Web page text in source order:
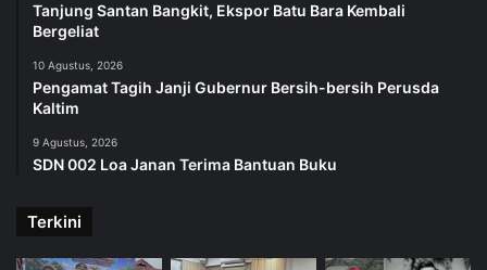
Tanjung Santan Bangkit, Ekspor Batu Bara Kembali
Bergeliat
10 Agustus, 2026
Pengamat Tagih Janji Gubernur Bersih-bersih Perusda
Kaltim
9 Agustus, 2026
SDN 002 Loa Janan Terima Bantuan Buku
Terkini